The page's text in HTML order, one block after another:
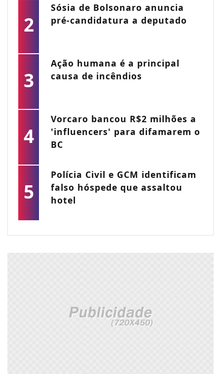
2
Sósia de Bolsonaro anuncia
pré-candidatura a deputado
3
Ação humana é a principal
causa de incêndios
4
Vorcaro bancou R$2 milhões a
'influencers' para difamarem o
BC
5
Polícia Civil e GCM identificam
falso hóspede que assaltou
hotel